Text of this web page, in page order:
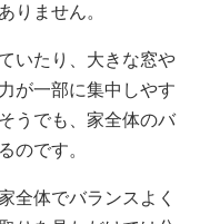
りません。
いたり、大きな窓や
が一部に集中しやす
うでも、家全体のバ
のです。
全体でバランスよく